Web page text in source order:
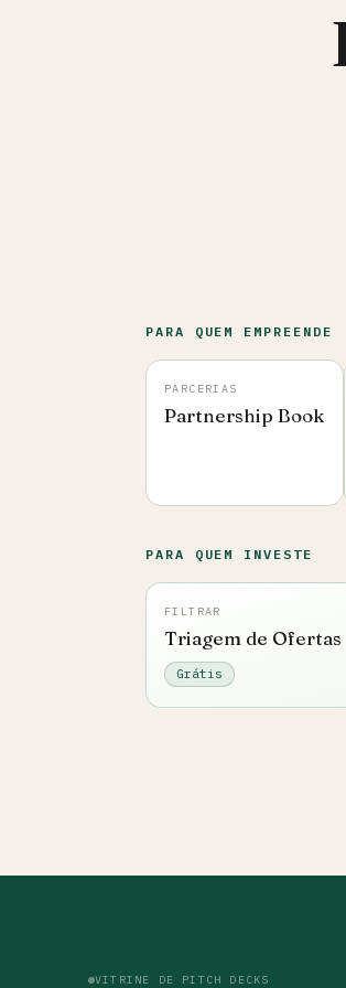
PARA QUEM EMPREENDE
PARCERIAS
Partnership Book
PARA QUEM INVESTE
FILTRAR
Triagem de Ofertas
Grátis
VITRINE DE PITCH DECKS